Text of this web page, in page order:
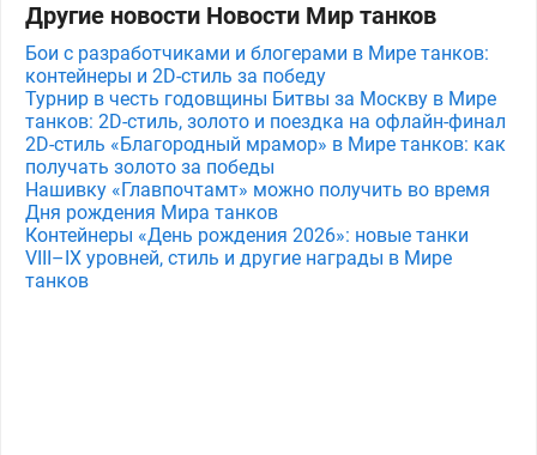
Другие новости Новости Мир танков
Бои с разработчиками и блогерами в Мире танков:
контейнеры и 2D-стиль за победу
Турнир в честь годовщины Битвы за Москву в Мире
танков: 2D-стиль, золото и поездка на офлайн-финал
2D-стиль «Благородный мрамор» в Мире танков: как
получать золото за победы
Нашивку «Главпочтамт» можно получить во время
Дня рождения Мира танков
Контейнеры «День рождения 2026»: новые танки
VIII–IX уровней, стиль и другие награды в Мире
танков